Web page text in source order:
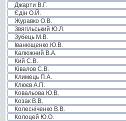
Джарти В.Г.
Єдін О.Й.
Журавко О.В.
Звягільський Ю.Л.
Зубець М.В.
Іванющенко Ю.В.
Калюжний В.А.
Кий С.В.
Ківалов С.В.
Климець П.А.
Клюєв А.П.
Ковальова Ю.В.
Козак В.В.
Колесніченко В.В.
Колоцей Ю.О.